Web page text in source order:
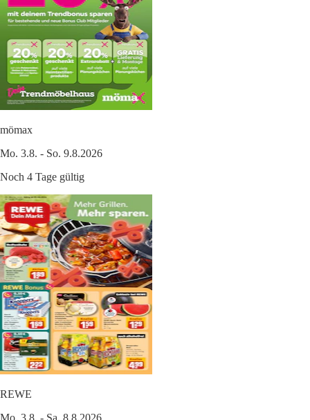
mömax
Mo. 3.8. - So. 9.8.2026
Noch 4 Tage gültig
REWE